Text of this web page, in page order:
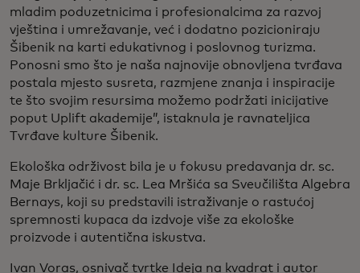
mladim poduzetnicima i profesionalcima za razvoj
vještina i umrežavanje, već i dodatno pozicioniraju
Šibenik na karti edukativnog i poslovnog turizma.
Ponosni smo što je naša najnovije obnovljena tvrđava
postala mjesto susreta, razmjene znanja i inspiracije
te što svojim resursima možemo podržati inicijative
poput Uplift akademije”, istaknula je ravnateljica
Tvrđave kulture Šibenik.
Ekološka održivost bila je u fokusu predavanja dr. sc.
Maje Brkljačić i dr. sc. Lea Mršića sa Sveučilišta Algebra
Bernays, koji su predstavili istraživanje o rastućoj
spremnosti kupaca da izdvoje više za ekološke
proizvode i autentična iskustva.
Ivan Voras, osnivač tvrtke Ideja na kvadrat i autor